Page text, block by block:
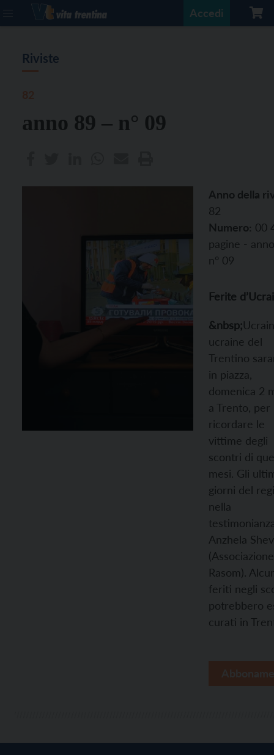
Accedi
Riviste
anno 89 – n° 09
Anno della
82
Numero: 00
pagine -
n° 09
Ferite
&nbsp;
ucraine del
Trentino
in piazza,
domenica 2
a Trento, per
ricordare le
vittime degli
scontri di
mesi. Gli
giorni del
nella
Anzhela
(Associazione
Rasom).
feriti negli
potrebbero
curati in